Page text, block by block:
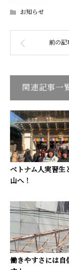
お知らせ
関連記事一
ベトナム人実習生
山へ！
働きやすさには自